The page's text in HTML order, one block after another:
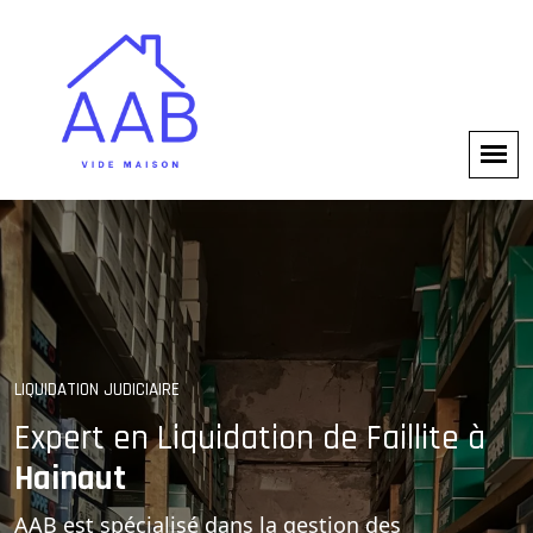
LIQUIDATION JUDICIAIRE
Expert en Liquidation de Faillite à
Hainaut
AAB est spécialisé dans la gestion des
SOLUTIONS PROFESSIONNELLES
Gestion Complète des
Faillites